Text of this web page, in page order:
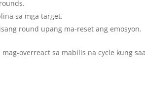
sa mga target.
round upang ma-reset ang emosyon.
overreact sa mabilis na cycle kung